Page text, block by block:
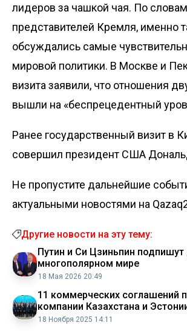
лидеров за чашкой чая. По словам
представителей Кремля, именно
обсуждались самые
мировой политики. В Москве и
визита заявили, что отношения
вышли на «беспрецедентный
Ранее государственный визит в
совершил президент США
Не пропустите дальнейшие
актуальными новостями на
Другие новости на эту тему:
Путин и Си Цзиньпин
многополярном мире
18 Мая 2026 20:49
11 коммерческих соглашений
компании Казахстана и
18 Ноября 2025 14:11